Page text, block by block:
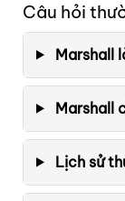
Câu hỏi
Marshall
Marshall
Lịch sử